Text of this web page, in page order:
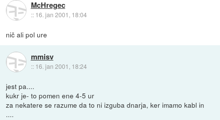
McHregec
:: 16. jan 2001, 18:04
nič ali pol ure
mmisv
:: 16. jan 2001, 18:24
jest pa....
kukr je- to pomen ene 4-5 ur
za nekatere se razume da to ni izguba dnarja, ker imamo kabl in
....